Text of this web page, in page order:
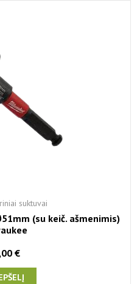
suktuvai
(su keič. ašmenimis)
€